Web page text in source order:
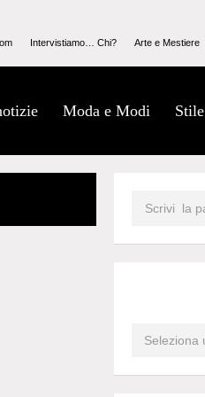
Intervistiamo… Chi? Arte e Mestiere
Moda e Modi Stile